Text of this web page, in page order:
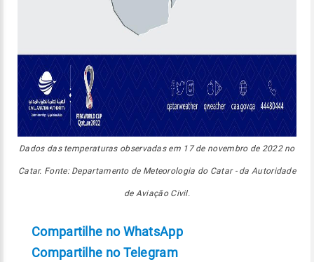
Dados das temperaturas observadas em 17 de novembro de 2022 no
Catar. Fonte: Departamento de Meteorologia do Catar - da Autoridade
de Aviação Civil.
Compartilhe no WhatsApp
Compartilhe no Telegram